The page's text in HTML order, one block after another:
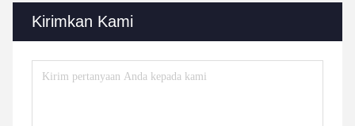
Kirimkan Kami